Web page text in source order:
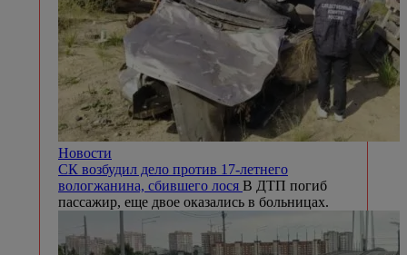
Новости
СК возбудил дело против 17-летнего
вологжанина, сбившего лося В ДТП погиб
пассажир, еще двое оказались в больницах.